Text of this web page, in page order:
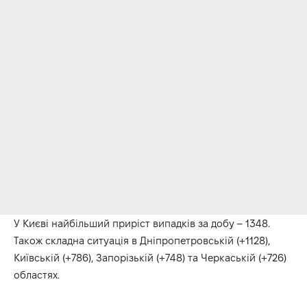
У Києві найбільший приріст випадків за добу – 1348.
Також складна ситуація в Дніпропетровській (+1128),
Київській (+786), Запорізькій (+748) та Черкаській (+726)
областях.